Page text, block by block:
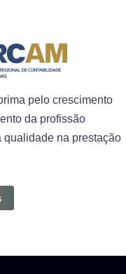
pelo crescimento
da profissão
qualidade na prestação